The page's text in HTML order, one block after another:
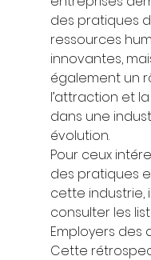
des pratiques
ressources
innovantes,
également un
l’attraction et
dans une
évolution.
Pour ceux
des pratiques
cette industrie,
consulter les
Employers des
Cette